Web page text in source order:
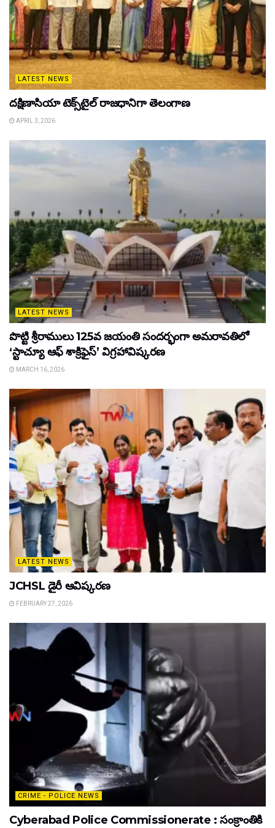
LATEST NEWS
దక్షిణాసియా టెక్స్‌టైల్ రాజధానిగా తెలంగాణ
APRIL 3, 2026
LATEST NEWS
పొట్టి శ్రీరాములు 125వ జయంతి సందర్భంగా అమరావతిలో
‘స్టాచ్యూ ఆఫ్ శాక్రిఫైస్’ విగ్రహావిష్కరణ
MARCH 16, 2026
LATEST NEWS
JCHSL డైరీ ఆవిష్కరణ
FEBRUARY 27, 2026
CRIME - POLICE NEWS
Cyberabad Police Commissionerate : సంక్రాంతికి